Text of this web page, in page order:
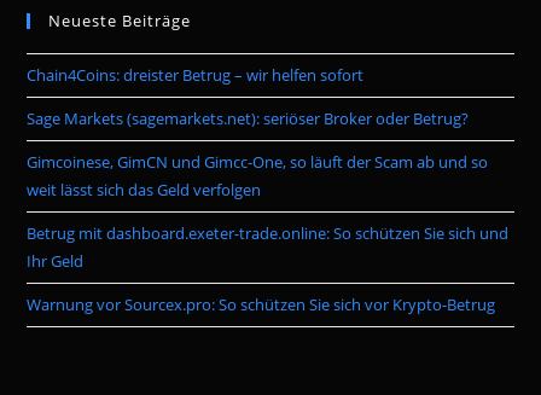
the
Neueste Beiträge
Chain4Coins: dreister Betrug – wir helfen sofort
Sage Markets (sagemarkets.net): seriöser Broker oder Betrug?
Gimcoinese, GimCN und Gimcc-One, so läuft der Scam ab und so
weit lässt sich das Geld verfolgen
Betrug mit dashboard.exeter-trade.online: So schützen Sie sich und
Ihr Geld
Warnung vor Sourcex.pro: So schützen Sie sich vor Krypto-Betrug